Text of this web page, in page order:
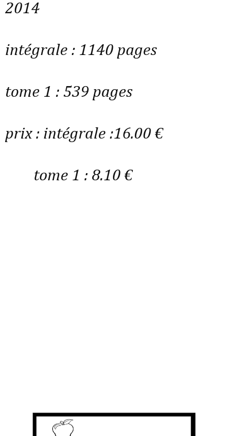
2014
intégrale : 1140 pages
tome 1 : 539 pages
prix : intégrale :16.00 €
tome 1 : 8.10 €